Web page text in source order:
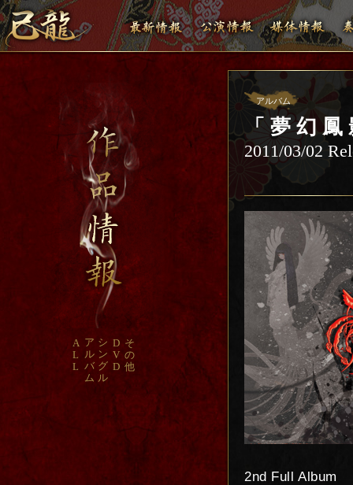
A
L
L
ア
ル
バ
ム
シ
ン
グ
ル
D
V
D
そ
の
他
アルバム
「 夢 幻
2011/03/02
2nd Full Album